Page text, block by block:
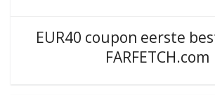
EUR40 coupon eerste
FARFETCH.com